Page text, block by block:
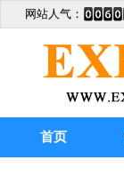
网站人气：
首页